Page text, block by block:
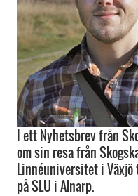
I ett Nyhetsbrev från
om sin resa från
Linnéuniversitet i
på SLU i Alnarp.